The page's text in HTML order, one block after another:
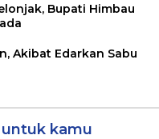
Bupati Himbau
Akibat Edarkan Sabu
kamu